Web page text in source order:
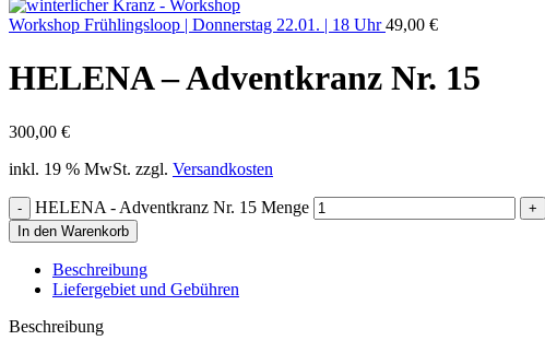
Workshop Frühlingsloop | Donnerstag 22.01. | 18 Uhr49,00 €
HELENA – Adventkranz Nr. 15
300,00 €
inkl. 19 % MwSt. zzgl. Versandkosten
HELENA - Adventkranz Nr. 15 Menge
In den Warenkorb
Beschreibung
Liefergebiet und Gebühren
Beschreibung